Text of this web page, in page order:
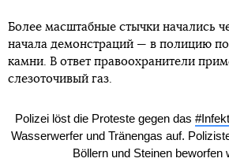
Более масштабные стычки начались
начала демонстраций — в полицию
камни. В ответ правоохранители
слезоточивый газ.
Polizei löst die Proteste gegen das
Wasserwerfer und Tränengas auf.
Böllern und Steinen beworfen